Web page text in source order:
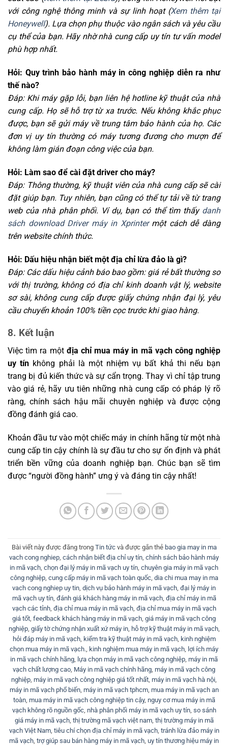
với công nghệ thông minh và sự linh hoạt (Xem thêm tại
Honeywell). Lựa chọn phụ thuộc vào ngân sách và yêu cầu
cụ thể của bạn. Hãy nhờ nhà cung cấp uy tín tư vấn model
phù hợp nhất.
Hỏi: Quy trình bảo hành máy in công nghiệp diễn ra như
thế nào?
Đáp: Khi máy gặp lỗi, bạn liên hệ hotline kỹ thuật của nhà
cung cấp. Họ sẽ hỗ trợ từ xa trước. Nếu không khắc phục
được, bạn sẽ gửi máy về trung tâm bảo hành của họ. Các
đơn vị uy tín thường có máy tương đương cho mượn để
không làm gián đoạn công việc của bạn.
Hỏi: Làm sao để cài đặt driver cho máy?
Đáp: Thông thường, kỹ thuật viên của nhà cung cấp sẽ cài
đặt giúp bạn. Tuy nhiên, bạn cũng có thể tự tải về từ trang
web của nhà phân phối. Ví dụ, bạn có thể tìm thấy danh
sách download Driver máy in Xprintermột cách dễ dàng
trên website chính thức.
Hỏi: Dấu hiệu nhận biết một địa chỉ lừa đảo là gì?
Đáp: Các dấu hiệu cảnh báo bao gồm: giá rẻ bất thường so
với thị trường, không có địa chỉ kinh doanh vật lý, website
sơ sài, không cung cấp được giấy chứng nhận đại lý, yêu
cầu chuyển khoản 100% tiền cọc trước khi giao hàng.
8. Kết luận
Việc tìm ra một địa chỉ mua máy in mã vạch công nghiệp
uy tín không phải là một nhiệm vụ bất khả thi nếu bạn
trang bị đủ kiến thức và sự cẩn trọng. Thay vì chỉ tập trung
vào giá rẻ, hãy ưu tiên những nhà cung cấp có pháp lý rõ
ràng, chính sách hậu mãi chuyên nghiệp và được cộng
đồng đánh giá cao.
Khoản đầu tư vào một chiếc máy in chính hãng từ một nhà
cung cấp tin cậy chính là sự đầu tư cho sự ổn định và phát
triển bền vững của doanh nghiệp bạn. Chúc bạn sẽ tìm
được “người đồng hành” ưng ý và đáng tin cậy nhất!
Bài viết này được đăng trong Tin tứcvà được gắn thẻ bao gia may in ma
vach cong nghiep cách nhận biết địa chỉ uy tín chính sách bảo hành máy
in mã vạch chọn đại lý máy in mã vạch uy tín chuyên gia máy in mã vạch
công nghiệp, cung cấp máy in mã vạch toàn quốc, dia chi mua may in ma
vach cong nghiep uy tin dịch vụ bảo hành máy in mã vạch đại lý máy in
mã vạch uy tín, đánh giá khách hàng máy in mã vạch, địa chỉ máy in mã
vạch các tỉnh, địa chỉ mua máy in mã vạch, địa chỉ mua máy in mã vạch
giá tốt feedback khách hàng máy in mã vạch giá máy in mã vạch công
nghiệp, giấy tờ chứng nhận xuất xứ máy in, hỗ trợ kỹ thuật máy in mã vạch,
hỏi đáp máy in mã vạch, kiểm tra kỹ thuật máy in mã vạch, kinh nghiệm
chọn mua máy in mã vạch. kinh nghiệm mua máy in mã vạch lợi ích máy
in mã vạch chính hãng lựa chọn máy in mã vạch công nghiệp máy in mã
vạch chất lượng cao Máy in mã vạch chính hãng máy in mã vạch công
nghiệp máy in mã vạch công nghiệp giá tốt nhất máy in mã vạch hà nội
máy in mã vạch phổ biến, máy in mã vạch tphcm, mua máy in mã vạch an
toàn, mua máy in mã vạch công nghiệp tin cậy, nguy cơ mua máy in mã
vạch không rõ nguồn gốc, nhà phân phối máy in mã vạch uy tín, so sánh
giá máy in mã vạch, thị trường mã vạch việt nam, thị trường máy in mã
vạch Việt Nam, tiêu chí chọn địa chỉ máy in mã vạch, tránh lừa đảo máy in
mã vạch trợ giúp sau bán hàng máy in mã vạch uy tín thương hiệu máy in